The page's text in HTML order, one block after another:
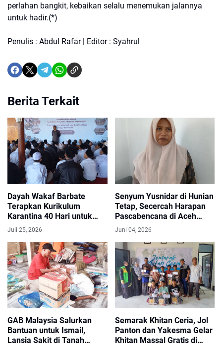
perlahan bangkit, kebaikan selalu menemukan jalannya
untuk hadir.(*)
Penulis : Abdul Rafar | Editor : Syahrul
Berita Terkait
Dayah Wakaf Barbate
Terapkan Kurikulum
Karantina 40 Hari untuk
Bentuk Karakter dan
Fondasi Keilmuan Santri
Baru
Juli 25, 2026
Senyum Yusnidar di Hunian
Tetap, Secercah Harapan
Pascabencana di Aceh
Utara
Juni 04, 2026
GAB Malaysia Salurkan
Bantuan untuk Ismail,
Lansia Sakit di Tanah
Semarak Khitan Ceria, Jol
Panton dan Yakesma Gelar
Khitan Massal Gratis di